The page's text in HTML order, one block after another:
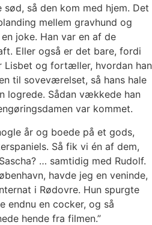
sød, så den kom med hjem. Det
mellem gravhund og
joke. Han var en af de
Eller også er det bare, fordi
Lisbet og fortæller, hvordan han
til soveværelset, så hans hale
logrede. Sådan vækkede han
var kommet.
år og boede på et gods,
Så fik vi én af dem,
… samtidig med Rudolf.
havde jeg en veninde,
i Rødovre. Hun spurgte
endnu en cocker, og så
hende fra filmen.”